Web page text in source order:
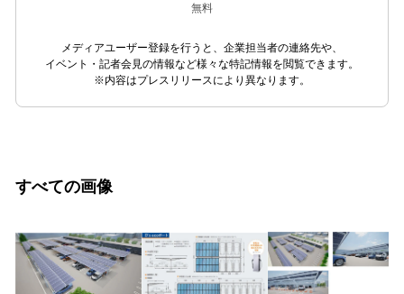
無料
メディアユーザー登録を行うと、企業担当者の連絡先や、
イベント・記者会見の情報など様々な特記情報を閲覧できます。
※内容はプレスリリースにより異なります。
すべての画像